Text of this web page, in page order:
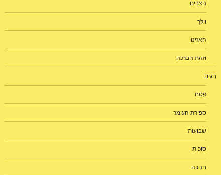
ניצבים
וילך
האזינו
וזאת הברכה
חגים
פסח
ספירת העומר
שבועות
סוכות
חנוכה